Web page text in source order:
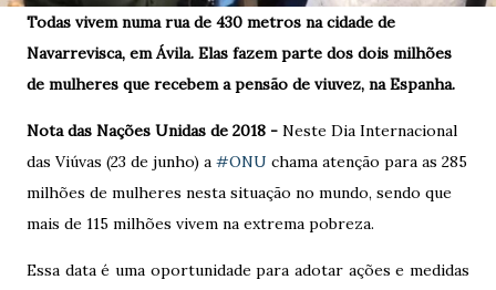
Todas vivem numa rua de 430 metros na cidade de
Navarrevisca, em Ávila. Elas fazem parte dos dois milhões
de mulheres que recebem a pensão de viuvez, na Espanha.
Nota das Nações Unidas de 2018 - Neste Dia Internacional
das Viúvas (23 de junho) a #ONU chama atenção para as 285
milhões de mulheres nesta situação no mundo, sendo que
mais de 115 milhões vivem na extrema pobreza.
Essa data é uma oportunidade para adotar ações e medidas